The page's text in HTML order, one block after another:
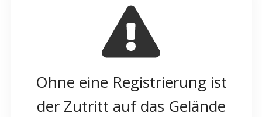
Ohne eine Registrierung ist
der Zutritt auf das Gelände